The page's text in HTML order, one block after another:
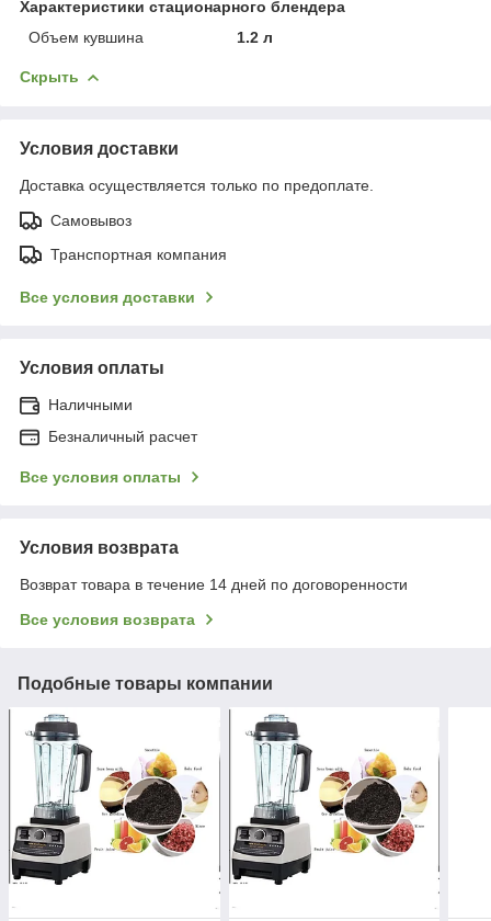
Характеристики стационарного блендера
Объем кувшина
1.2 л
Скрыть
Условия доставки
Доставка осуществляется только по предоплате.
Самовывоз
Транспортная компания
Все условия доставки
Условия оплаты
Наличными
Безналичный расчет
Все условия оплаты
Условия возврата
Возврат товара в течение 14 дней по договоренности
Все условия возврата
Подобные товары компании